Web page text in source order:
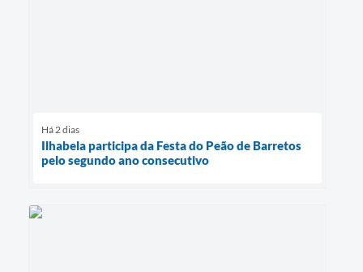
Há 2 dias
Ilhabela participa da Festa do Peão de Barretos
pelo segundo ano consecutivo